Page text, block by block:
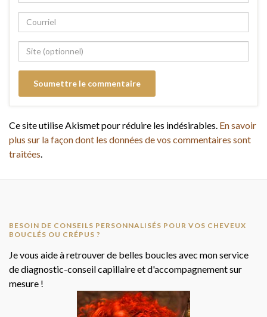
Ce site utilise Akismet pour réduire les indésirables. En savoir
plus sur la façon dont les données de vos commentaires sont
traitées
BESOIN DE CONSEILS PERSONNALISÉS POUR VOS CHEVEUX
BOUCLÉS OU CRÉPUS ?
Je vous aide à retrouver de belles boucles avec mon service
de diagnostic-conseil capillaire et d'accompagnement sur
mesure !